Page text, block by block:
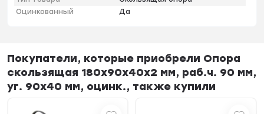
Оцинкованный
Да
Покупатели, которые приобрели Опора
скользящая 180х90х40х2 мм, раб.ч. 90 мм,
уг. 90х40 мм, оцинк., также купили